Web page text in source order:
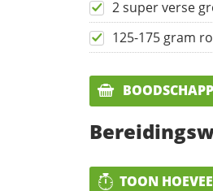
2 super verse
125-175 gram
TOON